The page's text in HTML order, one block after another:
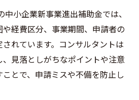
小企業新事業進出補助金では、
経費区分、事業期間、申請者の
れています。コンサルタントは
見落としがちなポイントや注意
とで、申請ミスや不備を防止し